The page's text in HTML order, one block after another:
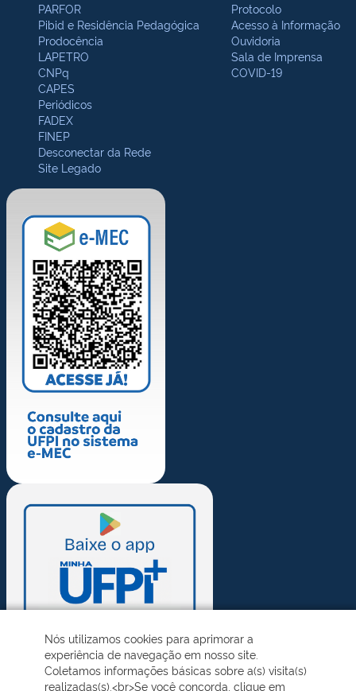
PARFOR
Pibid e Residência Pedagógica
Prodocência
LAPETRO
CNPq
CAPES
Periódicos
FADEX
FINEP
Desconectar da Rede
Site Legado
Protocolo
Acesso à Informação
Ouvidoria
Sala de Imprensa
COVID-19
Nós utilizamos cookies para aprimorar a
experiência de navegação em nosso site.
Coletamos informações básicas sobre a(s) visita(s)
realizadas(s).<br>Se você concorda, clique em